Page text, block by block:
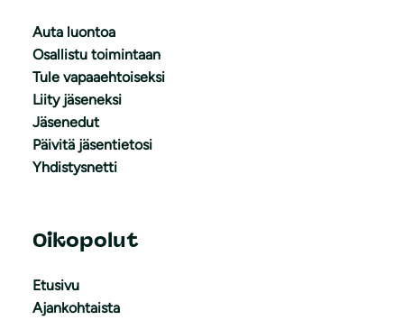
Auta luontoa
Osallistu toimintaan
Tule vapaaehtoiseksi
Liity jäseneksi
Jäsenedut
Päivitä jäsentietosi
Yhdistysnetti
Oikopolut
Etusivu
Ajankohtaista